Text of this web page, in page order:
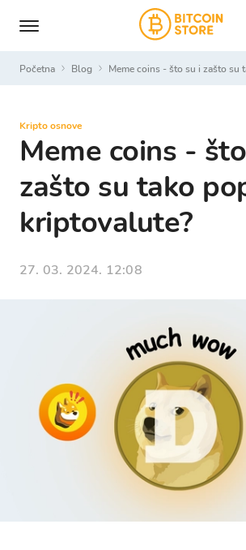
Početna Blog Meme coins - što su i zašto su
Kripto osnove
Meme coins -
zašto su tako
kriptovalute?
27. 03. 2024. 12:08